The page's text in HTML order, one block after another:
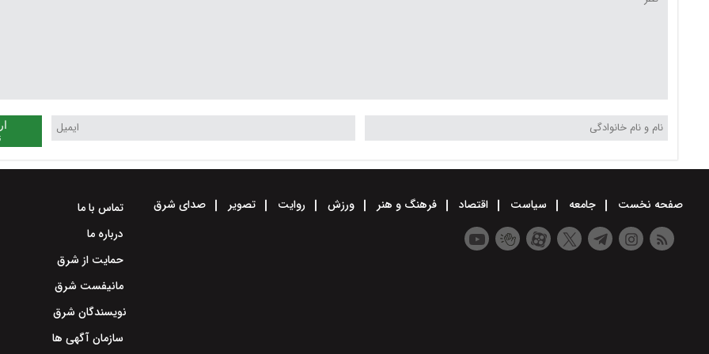
صفحه نخست جامعه سیاست اقتصاد فرهنگ و هنر ورزش روایت تصویر صدای شرق
تماس با ما
درباره ما
حمایت از شرق
مانیفست شرق
نویسندگان شرق
سازمان آگهی ها